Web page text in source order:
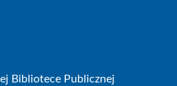
Bibliotece Publicznej